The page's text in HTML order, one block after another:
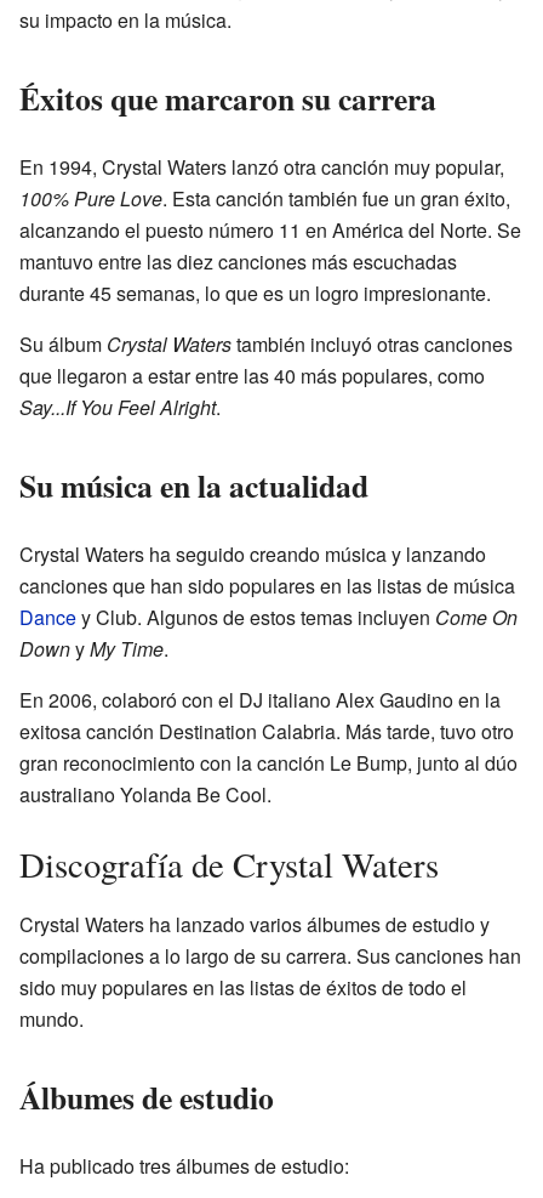
su impacto en la música.
Éxitos que marcaron su carrera
En 1994, Crystal Waters lanzó otra canción muy popular,
100% Pure Love. Esta canción también fue un gran éxito,
alcanzando el puesto número 11 en América del Norte. Se
mantuvo entre las diez canciones más escuchadas
durante 45 semanas, lo que es un logro impresionante.
Su álbum Crystal Waterstambién incluyó otras canciones
que llegaron a estar entre las 40 más populares, como
Say...If You Feel Alright.
Su música en la actualidad
Crystal Waters ha seguido creando música y lanzando
canciones que han sido populares en las listas de música
Dancey Club. Algunos de estos temas incluyen Come On
DownyMy Time.
En 2006, colaboró con el DJ italiano Alex Gaudino en la
exitosa canción Destination Calabria. Más tarde, tuvo otro
gran reconocimiento con la canción Le Bump, junto al dúo
australiano Yolanda Be Cool.
Discografía de Crystal Waters
Crystal Waters ha lanzado varios álbumes de estudio y
compilaciones a lo largo de su carrera. Sus canciones han
sido muy populares en las listas de éxitos de todo el
mundo.
Álbumes de estudio
Ha publicado tres álbumes de estudio: